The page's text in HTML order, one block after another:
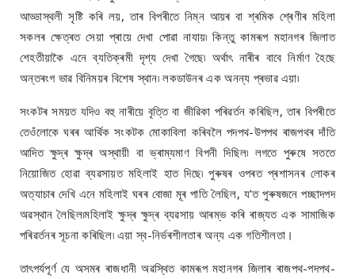
আড্ডাস্থলী সৃষ্টি কৰি লয়, তাৰ বিপৰীতে নিম্ন আয়ৰ বা শ্ৰমিক শ্ৰেণীৰ মহিলা
সকলৰ ক্ষেত্ৰত সেয়া প্ৰায়ে দেখা পোৱা নাযায়৷ কিন্তু কামৰূপ মহানগৰ জিলাত
শেহতীয়াকৈ এনে ব্যতিক্ৰমী দৃশ্য দেখা গৈছে৷ অৰ্থাৎ নাৰীৰ বাবে নিৰ্মাণ হৈছে
অন্তৰংগ ভাৱ বিনিময়ৰ বিশেষ স্থান৷ লকডাউনৰ এক অনন্য প্ৰভাৱ এয়া৷
সংকটৰ সময়ত যদিও বহু নাৰীয়ে বৃত্তি বা জীৱিকা পৰিৱৰ্তন কৰিছিল, তাৰ বিপৰীতে
তেওঁলোকে ঘৰৰ আৰ্থিক সংকটক মোকাবিলা কৰিবলৈ পদপথ-উপপথ ৰাজপথৰ দাঁতি
আদিত ক্ষুদ্ৰ ক্ষুদ্ৰ অস্থায়ী বা ভ্ৰাম্যমাণ বিপনী দিছিল৷ লগতে পুৰুষে সততে
নিয়োজিত হোৱা ব্যৱসায়ত মহিলাই হাত দিছে৷ পুৰুষৰ ওপৰত প্ৰশাসনৰ লোকৰ
অত্যাচাৰ দেখি এনে মহিলাই ঘৰৰ বোজা মূৰ পাতি লৈছিল, য’ত পুৰুষজনে পচ্ছাদপদ
অৱস্থান লৈছিল৷মহিলাই ক্ষুদ্ৰ ক্ষুদ্ৰ ব্যৱসায় আৰম্ভ কৰি ৰাজ্যত এক সামাজিক
পৰিৱৰ্তনৰ সূচনা কৰিছিল৷ এয়া স্ব-নিৰ্ভৰশীলতাৰ অন্য এক গতিশীলতা।
তাৎপৰ্যপূৰ্ণ যে অসমৰ ৰাজধানী অৱস্থিত কামৰূপ মহানগৰ জিলাৰ ৰাজপথ-পদপথ-